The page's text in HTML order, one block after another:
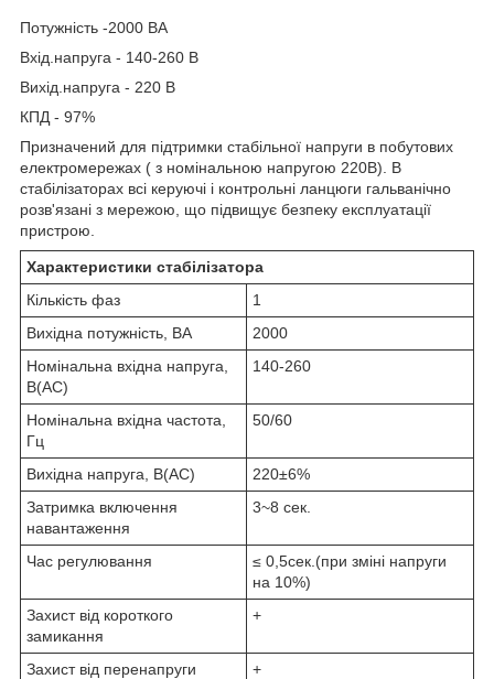
Потужність -2000 ВА
Вхід.напруга - 140-260 В
Вихід.напруга - 220 В
КПД - 97%
Призначений для підтримки стабільної напруги в побутових
електромережах ( з номінальною напругою 220В). В
стабілізаторах всі керуючі і контрольні ланцюги гальванічно
розв'язані з мережою, що підвищує безпеку експлуатації
пристрою.
Характеристики стабілізатора
Кількість фаз
1
Вихідна потужність, ВА
2000
Номінальна вхідна напруга,
В(АС)
140-260
Номінальна вхідна частота,
Гц
50/60
Вихідна напруга, В(АС)
220±6%
Затримка включення
навантаження
3~8 сек.
Час регулювання
≤ 0,5сек.(при зміні напруги
на 10%)
Захист від короткого
замикання
+
Захист від перенапруги
+